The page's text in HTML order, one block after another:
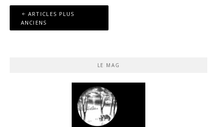
Navigation
des
ARTICLES PLUS
ANCIENS
LE MAG